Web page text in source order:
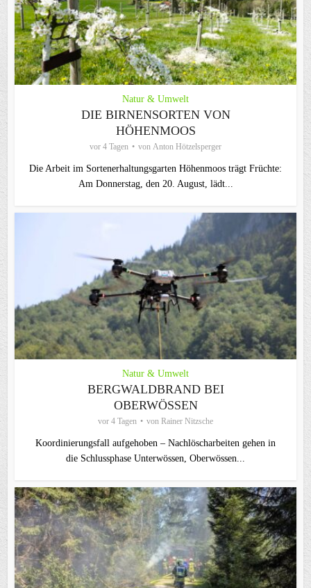
Natur & Umwelt
DIE BIRNENSORTEN VON
HÖHENMOOS
vor 4 Tagen von Anton Hötzelsperger
Die Arbeit im Sortenerhaltungsgarten Höhenmoos trägt Früchte:
Am Donnerstag, den 20. August, lädt...
Natur & Umwelt
BERGWALDBRAND BEI
OBERWÖSSEN
vor 4 Tagen von Rainer Nitzsche
Koordinierungsfall aufgehoben – Nachlöscharbeiten gehen in
die Schlussphase Unterwössen, Oberwössen...